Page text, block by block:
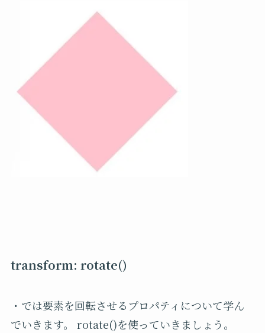
transform: rotate()
・では要素を回転させるプロパティについて学ん
でいきます。 rotate()を使っていきましょう。